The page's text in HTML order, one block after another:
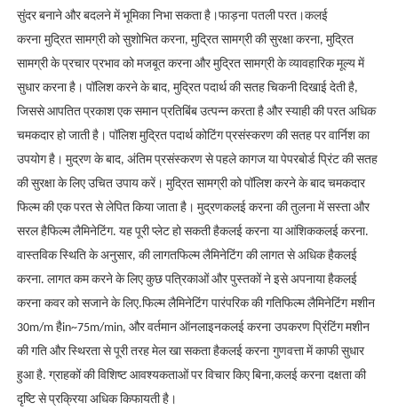
सुंदर बनाने और बदलने में भूमिका निभा सकता है।फाड़ना पतली परत।कलई
करना मुद्रित सामग्री को सुशोभित करना, मुद्रित सामग्री की सुरक्षा करना, मुद्रित
सामग्री के प्रचार प्रभाव को मजबूत करना और मुद्रित सामग्री के व्यावहारिक मूल्य में
सुधार करना है। पॉलिश करने के बाद, मुद्रित पदार्थ की सतह चिकनी दिखाई देती है,
जिससे आपतित प्रकाश एक समान प्रतिबिंब उत्पन्न करता है और स्याही की परत अधिक
चमकदार हो जाती है। पॉलिश मुद्रित पदार्थ कोटिंग प्रसंस्करण की सतह पर वार्निश का
उपयोग है। मुद्रण के बाद, अंतिम प्रसंस्करण से पहले कागज या पेपरबोर्ड प्रिंट की सतह
की सुरक्षा के लिए उचित उपाय करें। मुद्रित सामग्री को पॉलिश करने के बाद चमकदार
फिल्म की एक परत से लेपित किया जाता है। मुद्रणकलई करना की तुलना में सस्ता और
सरल हैफिल्म लैमिनेटिंग. यह पूरी प्लेट हो सकती हैकलई करना या आंशिककलई करना.
वास्तविक स्थिति के अनुसार, की लागतफिल्म लैमिनेटिंग की लागत से अधिक हैकलई
करना. लागत कम करने के लिए कुछ पत्रिकाओं और पुस्तकों ने इसे अपनाया हैकलई
करना कवर को सजाने के लिए.फिल्म लैमिनेटिंग पारंपरिक की गतिफिल्म लैमिनेटिंग मशीन
30m/m हैin~75m/min, और वर्तमान ऑनलाइनकलई करना उपकरण प्रिंटिंग मशीन
की गति और स्थिरता से पूरी तरह मेल खा सकता हैकलई करना गुणवत्ता में काफी सुधार
हुआ है. ग्राहकों की विशिष्ट आवश्यकताओं पर विचार किए बिना,कलई करना दक्षता की
दृष्टि से प्रक्रिया अधिक किफायती है।